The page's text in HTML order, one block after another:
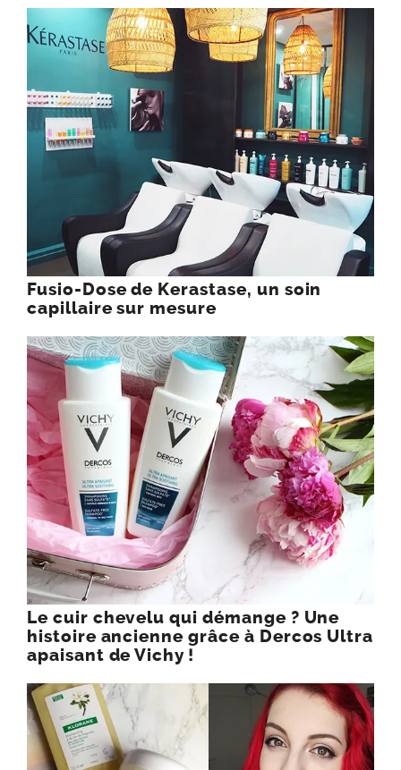
Fusio-Dose de Kerastase, un soin
capillaire sur mesure
Le cuir chevelu qui démange ? Une
histoire ancienne grâce à Dercos Ultra
apaisant de Vichy !